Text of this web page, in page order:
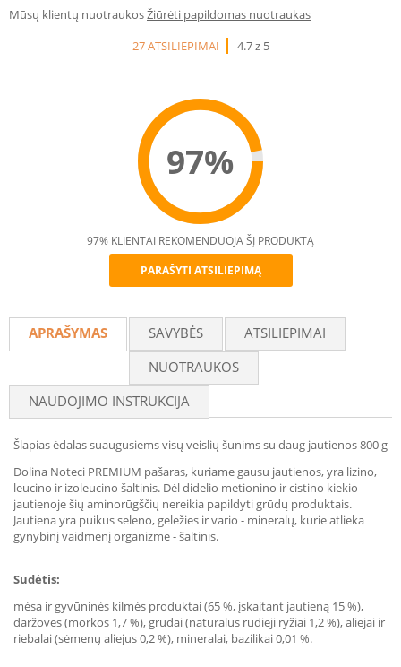
Mūsų klientų nuotraukosŽiūrėti papildomas nuotraukas
27 ATSILIEPIMAI
4.7 z 5
97%
Recommend
97% KLIENTAI REKOMENDUOJA ŠĮ PRODUKTĄ
PARAŠYTI ATSILIEPIMĄ
APRAŠYMAS SAVYBĖS
ATSILIEPIMAI
NUOTRAUKOS
NAUDOJIMO INSTRUKCIJA
Šlapias ėdalas suaugusiems visų veislių šunims su daug jautienos 800 g
Dolina Noteci PREMIUM pašaras, kuriame gausu jautienos, yra lizino,
leucino ir izoleucino šaltinis. Dėl didelio metionino ir cistino kiekio
jautienoje šių aminorūgščių nereikia papildyti grūdų produktais.
Jautiena yra puikus seleno, geležies ir vario - mineralų, kurie atlieka
gynybinį vaidmenį organizme - šaltinis.
Sudėtis:
mėsa ir gyvūninės kilmės produktai (65 %, įskaitant jautieną 15 %),
daržovės (morkos 1,7 %), grūdai (natūralūs rudieji ryžiai 1,2 %), aliejai ir
riebalai (sėmenų aliejus 0,2 %), mineralai, bazilikai 0,01 %.